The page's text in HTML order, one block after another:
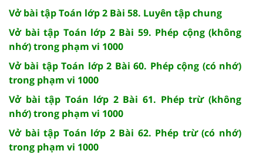
Vở bài tập Toán lớp 2 Bài 58. Luyên tập chung
Vở bài tập Toán lớp 2 Bài 59. Phép cộng (không
nhớ) trong phạm vi 1000
Vở bài tập Toán lớp 2 Bài 60. Phép cộng (có nhớ)
trong phạm vi 1000
Vở bài tập Toán lớp 2 Bài 61. Phép trừ (không
nhớ) trong phạm vi 1000
Vở bài tập Toán lớp 2 Bài 62. Phép trừ (có nhớ)
trong phạm vi 1000